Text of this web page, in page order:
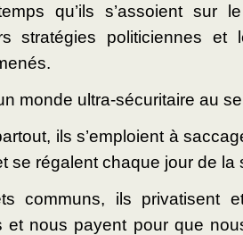
qu’ils s’assoient sur
stratégies politiciennes et
monde ultra-sécuritaire au
ils s’emploient à
se régalent chaque jour de la
communs, ils privatisent
et nous payent pour que